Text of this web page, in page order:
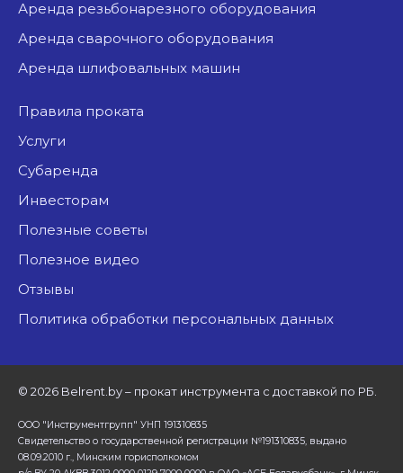
аренда резьбонарезного оборудования
аренда сварочного оборудования
аренда шлифовальных машин
Правила проката
Услуги
Субаренда
Инвесторам
Полезные советы
Полезное видео
Отзывы
Политика обработки персональных данных
© 2026 Belrent.by – прокат инструмента с доставкой по РБ.
ООО "Инструментгрупп" УНП 191310835
Свидетельство о государственной регистрации №191310835, выдано
08.09.2010 г., Минским горисполкомом